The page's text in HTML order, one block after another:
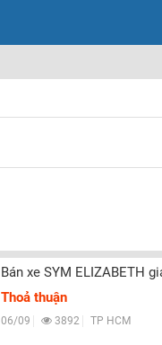
Bán xe SYM ELIZABETH
Thoả thuận
06/09 3892 TP HCM